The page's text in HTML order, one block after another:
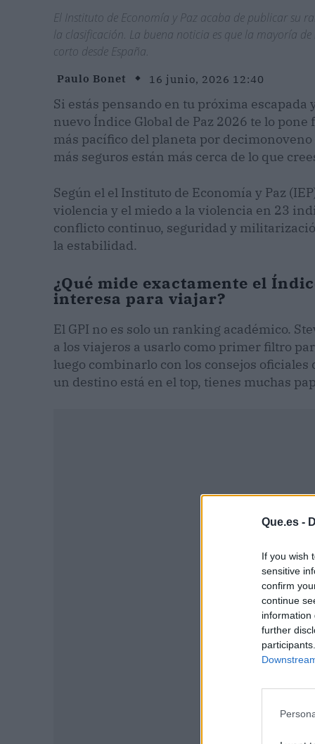
Que.es -
If you wish
sensitive
confirm
continue
information
further
El Instituto de Economía y Paz acaba de publicar su
la clasificación. La buena noticia es que la mayoría
corto desde España.
Paulo Bonet 16 junio, 2026 12:40
Si estás pensando en tu próxima
nuevo Índice Global de Paz 2026 te lo
más pacífico del planeta por
más seguros están más cerca de lo que
Según el el Instituto de Economía y Paz
violencia y el miedo a la violencia en 23
conflicto continuo, seguridad y
la estabilidad.
¿Qué mide exactamente el
interesa para viajar?
El GPI no es solo un ranking académico.
a los viajeros a usarlo como primer filtro
luego combinarlo con los consejos oficiales
un destino está en el top, tienes muchas